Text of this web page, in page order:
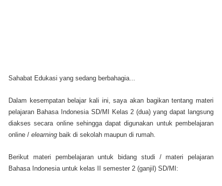
Sahabat Edukasi yang sedang berbahagia...
Dalam kesempatan belajar kali ini, saya akan bagikan tentang materi
pelajaran Bahasa Indonesia SD/MI Kelas 2 (dua) yang dapat langsung
diakses secara online sehingga dapat digunakan untuk pembelajaran
online / elearning baik di sekolah maupun di rumah.
Berikut materi pembelajaran untuk bidang studi / materi pelajaran
Bahasa Indonesia untuk kelas II semester 2 (ganjil) SD/MI: